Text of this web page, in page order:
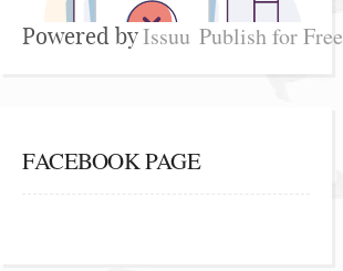
Powered byIssuu Publish for Free
FACEBOOK PAGE